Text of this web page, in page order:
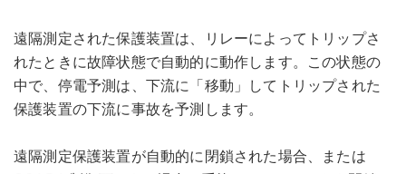
遠隔測定された保護装置は、リレーによってトリップさ
れたときに故障状態で自動的に動作します。この状態の
中で、停電予測は、下流に「移動」してトリップされた
保護装置の下流に事故を予測します。
遠隔測定保護装置が自動的に閉鎖された場合、または